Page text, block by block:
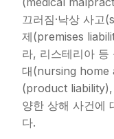
끄러짐·낙상 사고
제(premises
라, 리스테리아 등
대(nursing home
(product liability),
양한 상해 사건에
다.